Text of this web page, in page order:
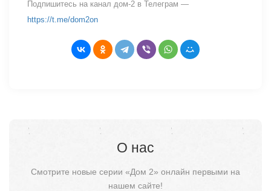
Подпишитесь на канал дом-2 в Телеграм —
https://t.me/dom2on
О нас
Смотрите новые серии «Дом 2» онлайн первыми на
нашем сайте!